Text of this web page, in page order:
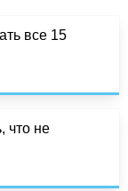
все 15
что не